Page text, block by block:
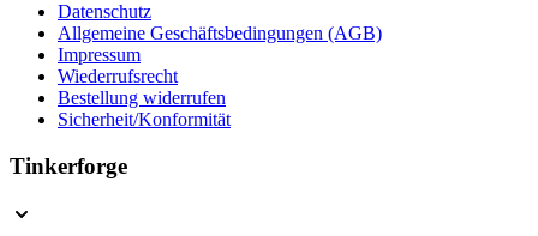
Datenschutz
Allgemeine Geschäftsbedingungen (AGB)
Impressum
Wiederrufsrecht
Bestellung widerrufen
Sicherheit/Konformität
Tinkerforge